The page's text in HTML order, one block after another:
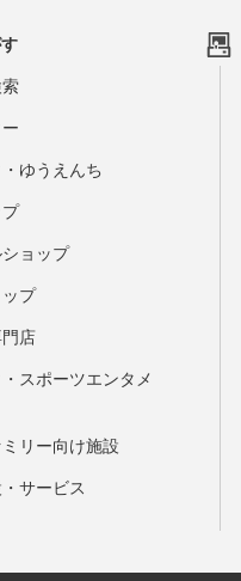
ゆうえんち
ョップ
プ
店
スポーツエンタメ
リー向け施設
サービス